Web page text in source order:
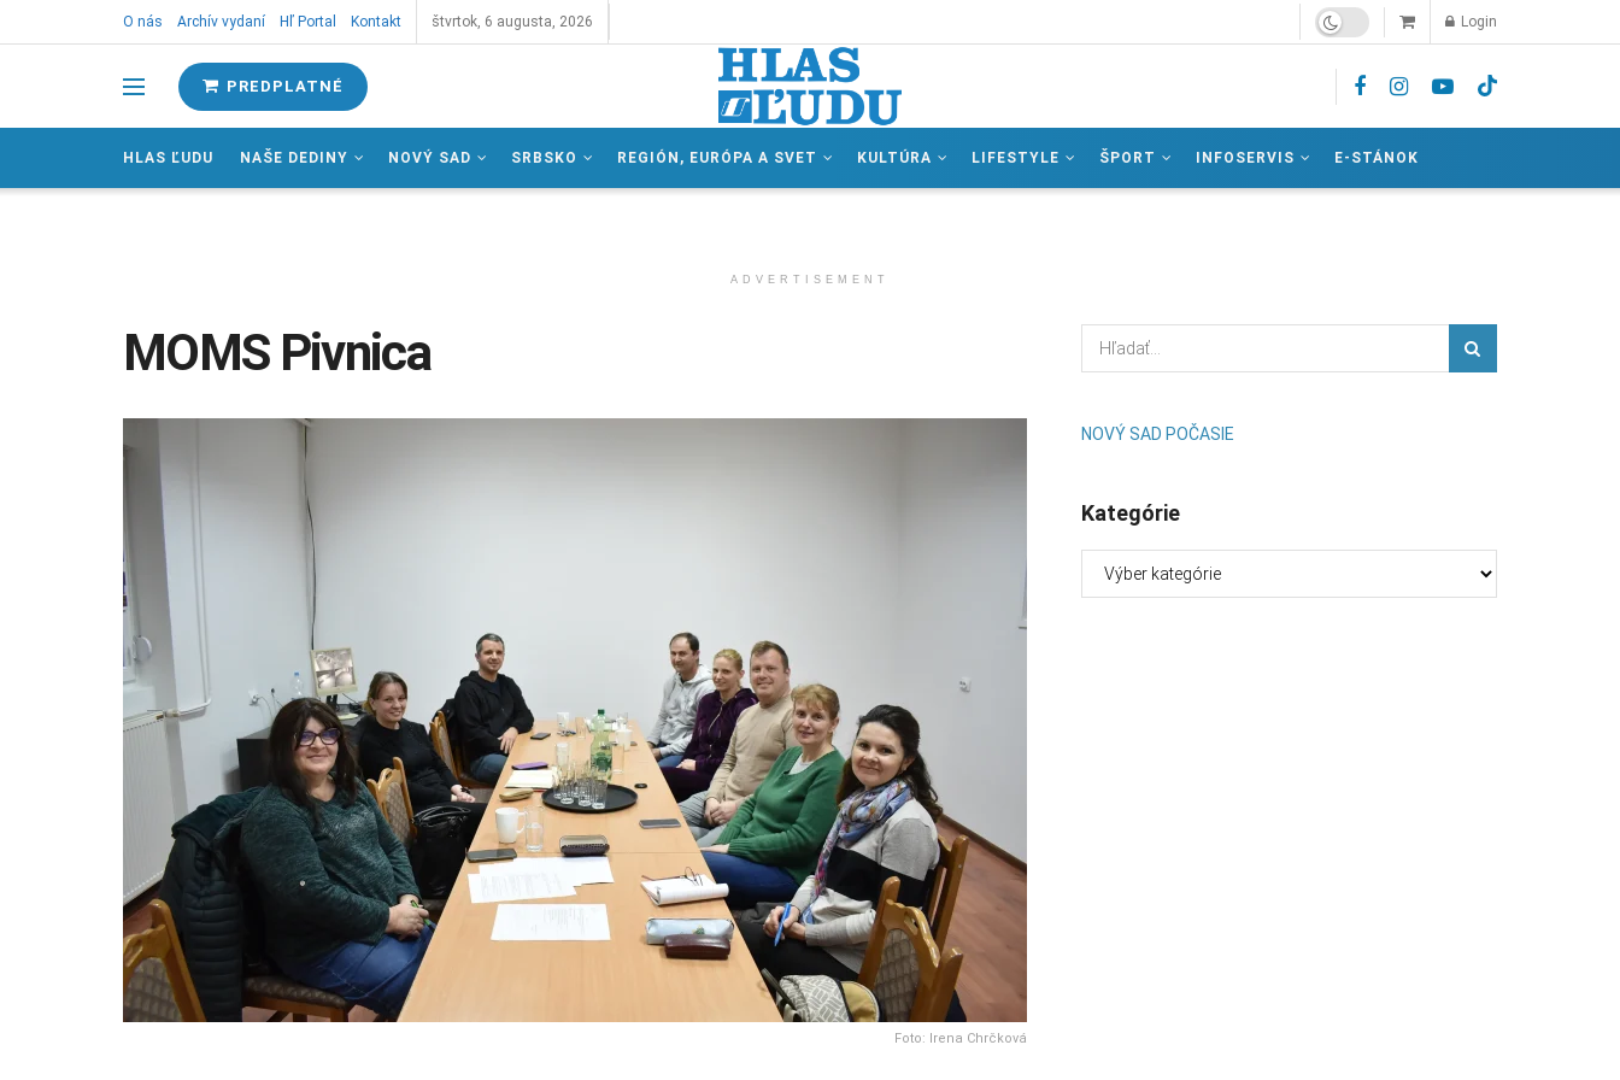
O nás Archív vydaní Hľ Portal Kontakt štvrtok, 6 augusta, 2026 Login
PREDPLATNÉ
HLAS ĽUDU NAŠE DEDINY NOVÝ SAD SRBSKO REGIÓN, EURÓPA A SVET KULTÚRA LIFESTYLE ŠPORT INFOSERVIS E-STÁNOK
ADVERTISEMENT
MOMS Pivnica
Foto: Irena Chrčková
NOVÝ SAD POČASIE
Kategórie